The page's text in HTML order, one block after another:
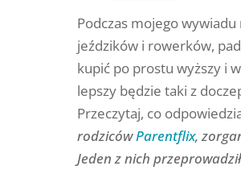
Podczas mojego wywiadu
jeździków i rowerków,
kupić po prostu wyższy i
lepszy będzie taki z
Przeczytaj, co
rodzicówParentflix,
Jeden z nich